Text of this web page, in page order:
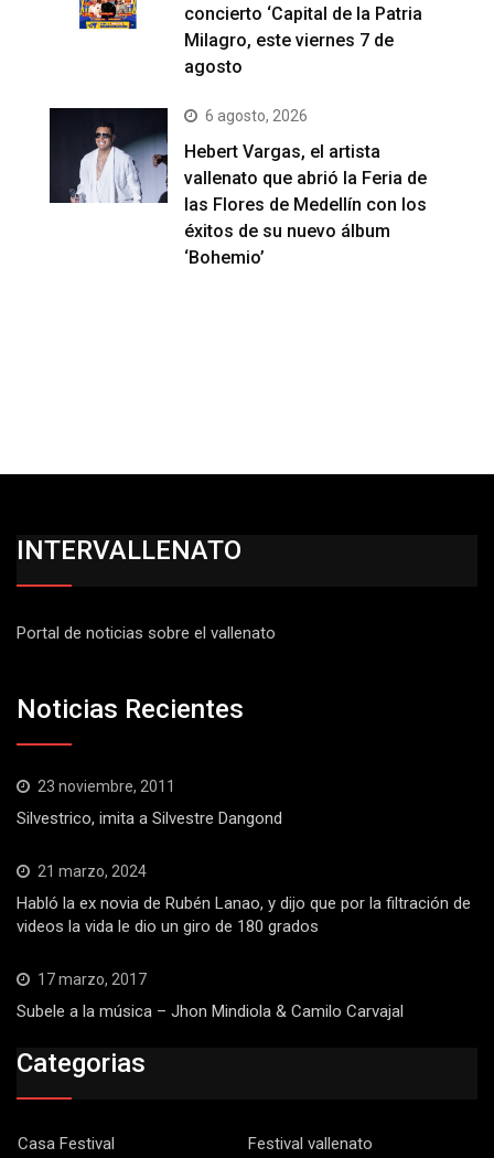
concierto ‘Capital de la Patria
Milagro, este viernes 7 de
agosto
6 agosto, 2026
Hebert Vargas, el artista
vallenato que abrió la Feria de
las Flores de Medellín con los
éxitos de su nuevo álbum
‘Bohemio’
INTERVALLENATO
Portal de noticias sobre el vallenato
Noticias Recientes
23 noviembre, 2011
Silvestrico, imita a Silvestre Dangond
21 marzo, 2024
Habló la ex novia de Rubén Lanao, y dijo que por la filtración de
videos la vida le dio un giro de 180 grados
17 marzo, 2017
Subele a la música – Jhon Mindiola & Camilo Carvajal
Categorias
Casa Festival
Festival vallenato